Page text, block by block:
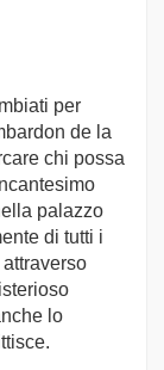
per
de la
chi possa
palazzo
di tutti i
lo